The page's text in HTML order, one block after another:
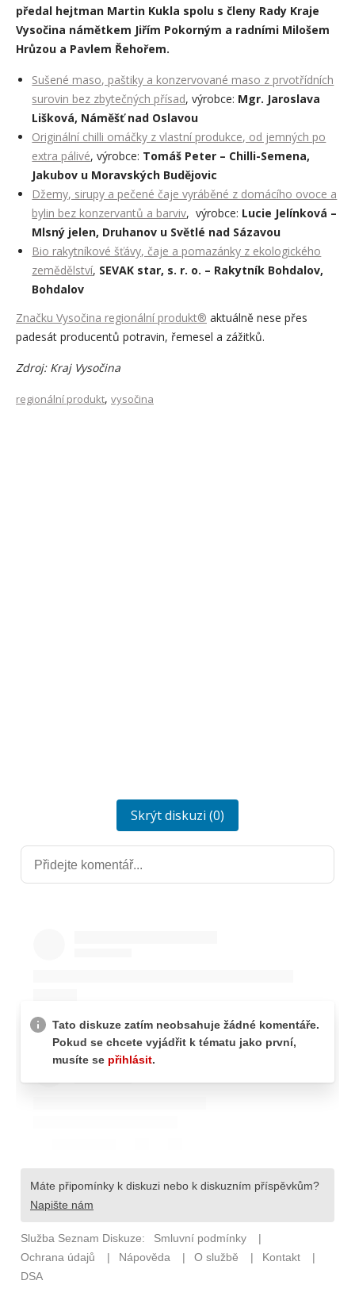
předal hejtman Martin Kukla spolu s členy Rady Kraje
Vysočina námětkem Jiřím Pokorným a radními Milošem
Hrůzou a Pavlem Řehořem.
Sušené maso, paštiky a konzervované maso z prvotřídních
surovin bez zbytečných přísad, výrobce: Mgr. Jaroslava
Lišková, Náměšť nad Oslavou
Originální chilli omáčky z vlastní produkce, od jemných po
extra pálivé, výrobce: Tomáš Peter – Chilli-Semena,
Jakubov u Moravských Budějovic
Džemy, sirupy a pečené čaje vyráběné z domácího ovoce a
bylin bez konzervantů a barviv, výrobce: Lucie Jelínková –
Mlsný jelen, Druhanov u Světlé nad Sázavou
Bio rakytníkové šťávy, čaje a pomazánky z ekologického
zemědělství, SEVAK star, s. r. o. – Rakytník Bohdalov,
Bohdalov
Značku Vysočina regionální produkt® aktuálně nese přes
padesát producentů potravin, řemesel a zážitků.
Zdroj: Kraj Vysočina
regionální produkt, vysočina
Skrýt diskuzi (0)